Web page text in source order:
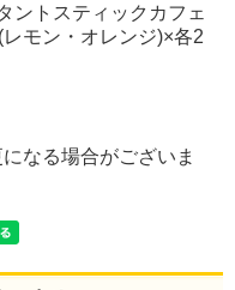
ントスティックカフェ
モン・オレンジ)×各2
なる場合がございま